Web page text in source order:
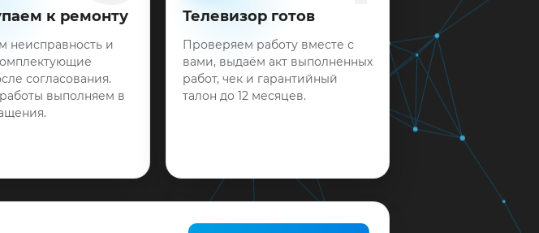
к ремонту
неисправность и
согласования.
выполняем в
Телевизор готов
Проверяем работу вместе с
вами, выдаём акт выполненных
работ, чек и гарантийный
талон до 12 месяцев.